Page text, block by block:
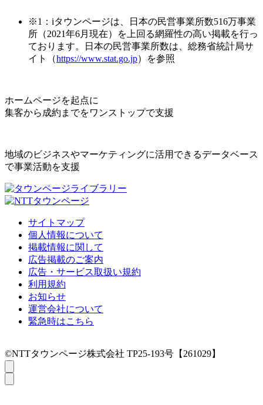
※1：iタウンページは、日本の民営事業所数516万事業
所（2021年6月現在）を上回る網羅性の高い掲載を行っ
ております。日本の民営事業所数は、総務省統計局サ
イト（https://www.stat.go.jp）を参照
ホームページを起点に
集客から成約までをワンストップで支援
地域のビジネスやマーケティングに活用できるデータベース
で事業活動を支援
サイトマップ
個人情報について
掲載情報に関して
広告掲載のご案内
広告・サービス取扱い規約
利用規約
お知らせ
運営会社について
緊急時はこちら
©NTTタウンページ株式会社 TP25-193号【261029】